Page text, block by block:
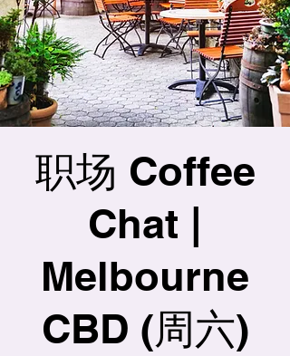
职场 Coffee
Chat |
Melbourne
CBD (周六)